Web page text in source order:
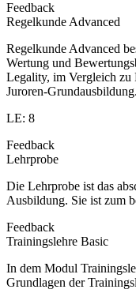
Feedback
Regelkunde Advanced
Regelkunde Advanced
Wertung und
Legality, im Vergleich zu
Juroren-Grundausbildung.
LE: 8
Feedback
Lehrprobe
Die Lehrprobe ist das
Ausbildung. Sie ist zum
Feedback
Trainingslehre Basic
In dem Modul
Grundlagen der